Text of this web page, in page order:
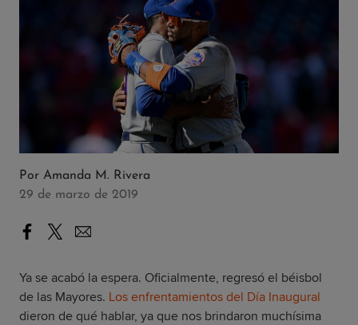
Por Amanda M. Rivera
29 de marzo de 2019
Ya se acabó la espera. Oficialmente, regresó el béisbol
de las Mayores. Los enfrentamientos del Día Inaugural
dieron de qué hablar, ya que nos brindaron muchísima